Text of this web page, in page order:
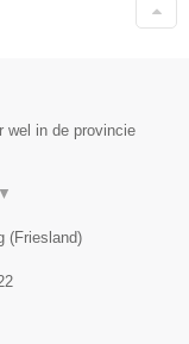
wel in de provincie
▼
(Friesland)